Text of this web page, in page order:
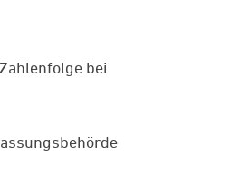
bei